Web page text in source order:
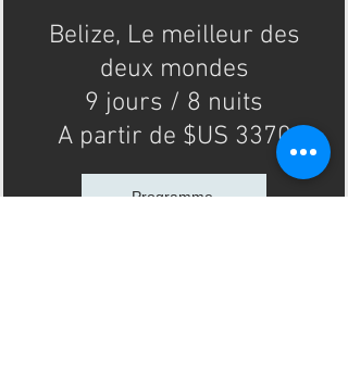
Belize, Le meilleur des
deux mondes
9 jours / 8 nuits
A partir de $US 3370
Programme